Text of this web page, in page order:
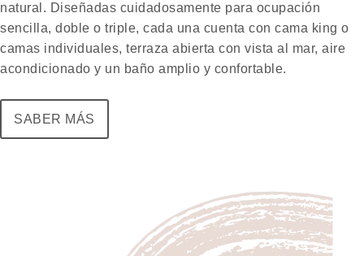
natural. Diseñadas cuidadosamente para ocupación
sencilla, doble o triple, cada una cuenta con cama king o
camas individuales, terraza abierta con vista al mar, aire
acondicionado y un baño amplio y confortable.
SABER MÁS